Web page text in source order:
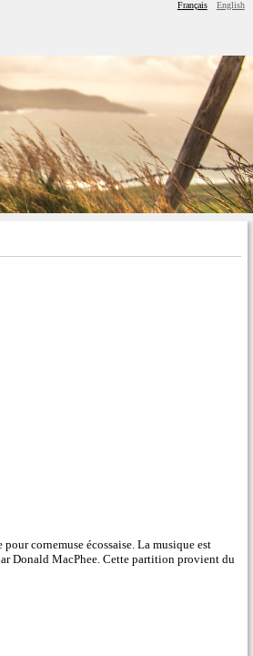
Français English
cornemuse écossaise. La musique est
Donald MacPhee. Cette partition provient du